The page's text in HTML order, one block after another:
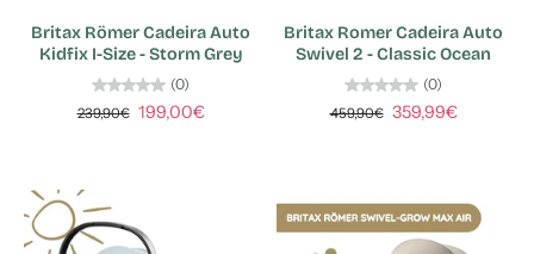
Britax Römer Cadeira Auto
Kidfix I-Size - Storm Grey
(0)
239,90€ 199,00€
Britax Romer Cadeira Auto
Swivel 2 - Classic Ocean
(0)
459,90€ 359,99€